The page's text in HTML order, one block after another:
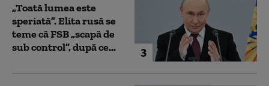
3
„Toată lumea este
speriată”. Elita rusă se
teme că FSB „scapă de
sub control”, după ce...